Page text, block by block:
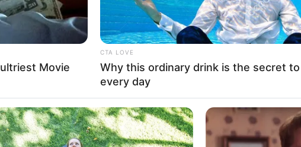
in Deutschland. Hierzu gehörenreizvolle Kurstädteund
. Sie sind beliebte Wochenendreiseziele
am Neckarbuchen.
Movie
CTA LOVE
Why this ordinary drink is the secret
every day